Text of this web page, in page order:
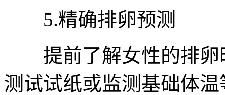
5.精确排卵预测
提前了解女性的排卵
测试试纸或监测基础体